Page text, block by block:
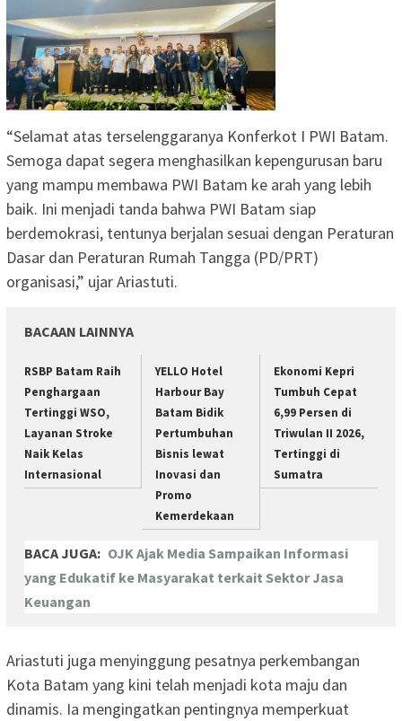
“Selamat atas terselenggaranya Konferkot I PWI Batam.
Semoga dapat segera menghasilkan kepengurusan baru
yang mampu membawa PWI Batam ke arah yang lebih
baik. Ini menjadi tanda bahwa PWI Batam siap
berdemokrasi, tentunya berjalan sesuai dengan Peraturan
Dasar dan Peraturan Rumah Tangga (PD/PRT)
organisasi,” ujar Ariastuti.
BACAAN LAINNYA
RSBP Batam Raih
Penghargaan
Tertinggi WSO,
Layanan Stroke
Naik Kelas
Internasional
YELLO Hotel
Harbour Bay
Batam Bidik
Pertumbuhan
Bisnis lewat
Inovasi dan
Promo
Kemerdekaan
Ekonomi Kepri
Tumbuh Cepat
6,99 Persen di
Triwulan II 2026,
Tertinggi di
Sumatra
BACA JUGA: OJK Ajak Media Sampaikan Informasi
yang Edukatif ke Masyarakat terkait Sektor Jasa
Keuangan
Ariastuti juga menyinggung pesatnya perkembangan
Kota Batam yang kini telah menjadi kota maju dan
dinamis. Ia mengingatkan pentingnya memperkuat